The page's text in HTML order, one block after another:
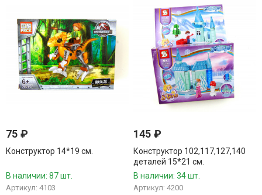
75 ₽
Конструктор 14*19 см.
В наличии: 87 шт.
Артикул: 4103
145₽
Конструктор 102,117,127,140
деталей 15*21 см.
В наличии: 34 шт.
Артикул: 4200